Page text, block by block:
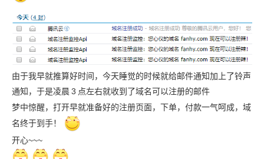
由于我早就推算好时间，今天睡觉的时候就给邮件通知加上了铃声
通知，于是凌晨3 点左右就收到了域名可以注册的邮件
梦中惊醒，打开早就准备好的注册页面，下单，付款一气呵成，域
名终于到手！
开心~~~